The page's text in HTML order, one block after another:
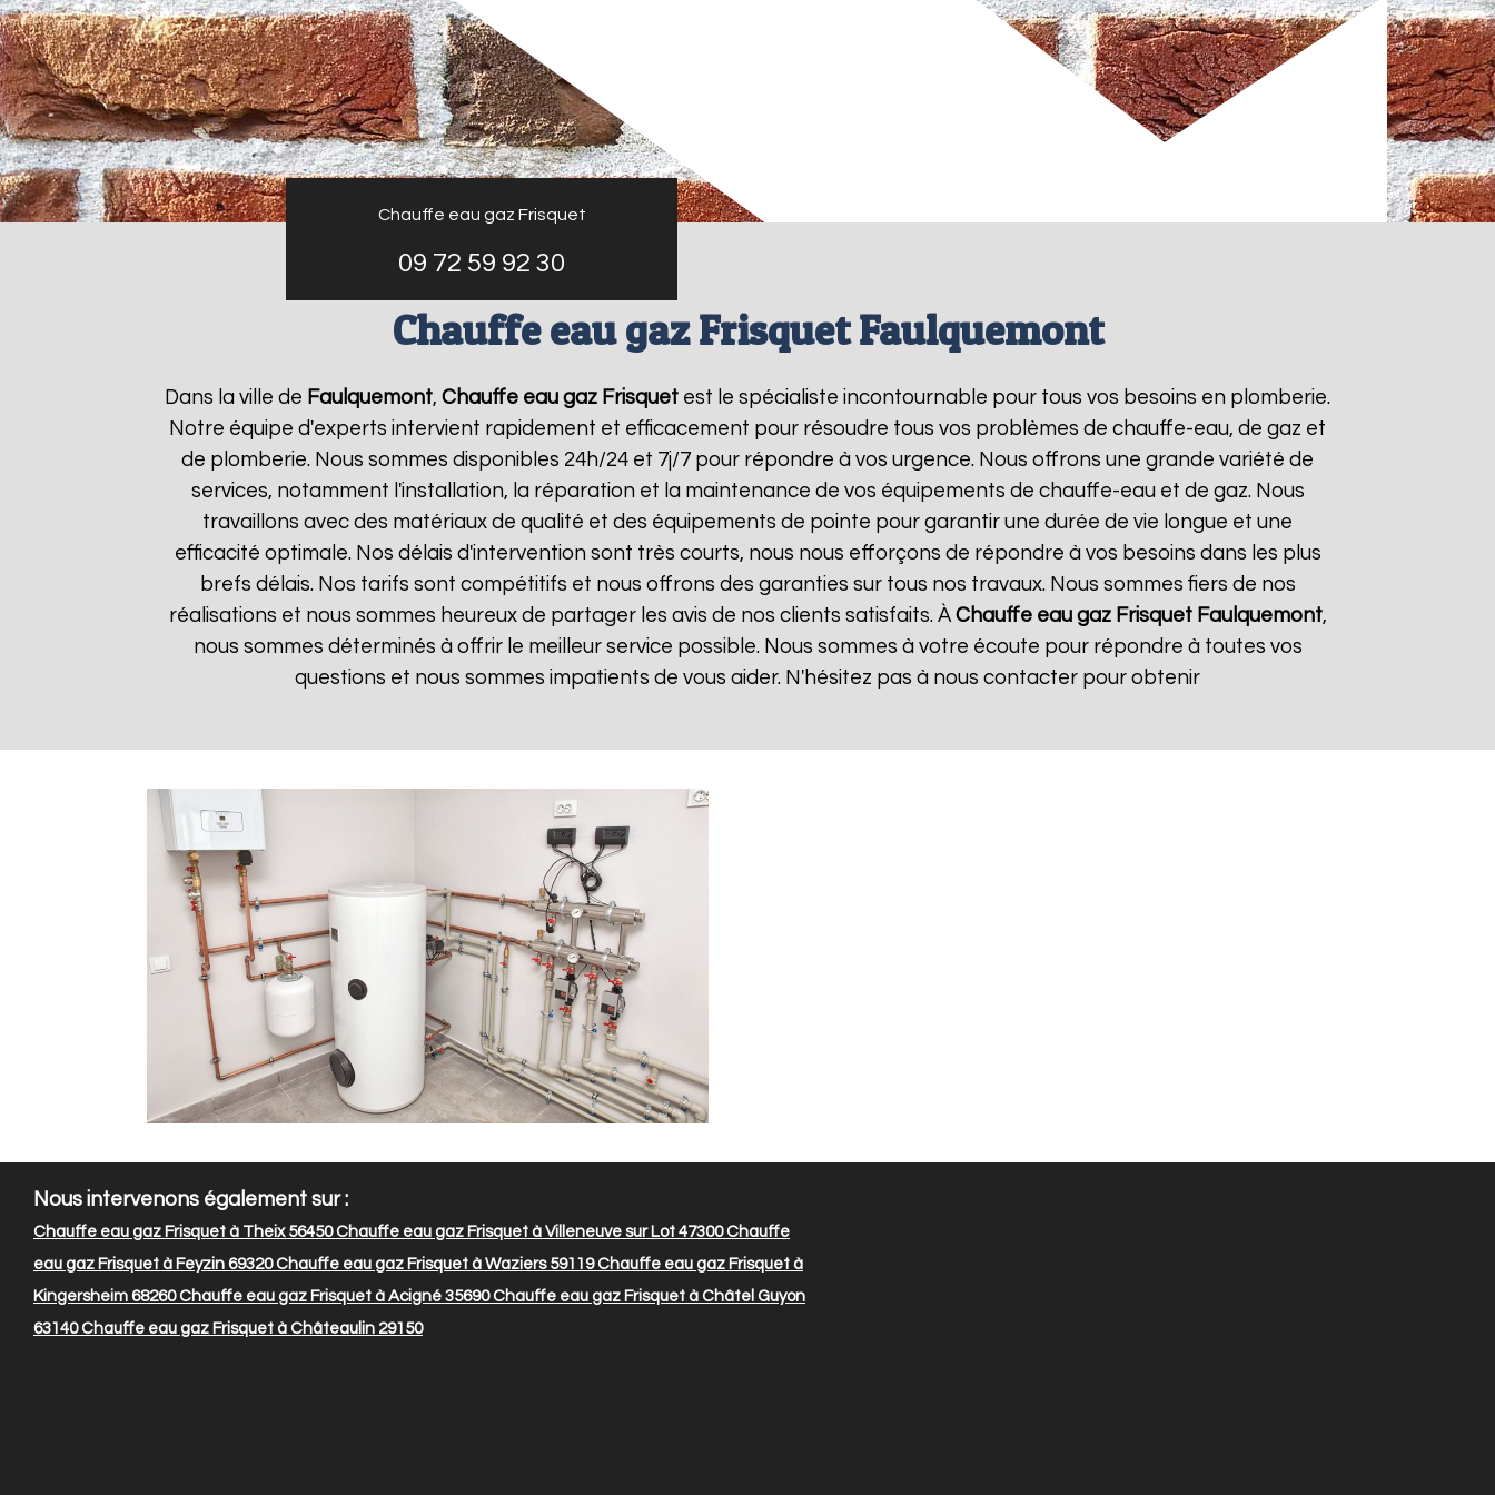
Chauffe eau gaz Frisquet
09 72 59 92 30
Chauffe eau gaz Frisquet Faulquemont
Dans la ville de Faulquemont, Chauffe eau gaz Frisquet est le spécialiste incontournable pour tous vos besoins en plomberie.
Notre équipe d'experts intervient rapidement et efficacement pour résoudre tous vos problèmes de chauffe-eau, de gaz et
de plomberie. Nous sommes disponibles 24h/24 et 7j/7 pour répondre à vos urgence. Nous offrons une grande variété de
services, notamment l'installation, la réparation et la maintenance de vos équipements de chauffe-eau et de gaz. Nous
travaillons avec des matériaux de qualité et des équipements de pointe pour garantir une durée de vie longue et une
efficacité optimale. Nos délais d'intervention sont très courts, nous nous efforçons de répondre à vos besoins dans les plus
brefs délais. Nos tarifs sont compétitifs et nous offrons des garanties sur tous nos travaux. Nous sommes fiers de nos
réalisations et nous sommes heureux de partager les avis de nos clients satisfaits. ÀChauffe eau gaz Frisquet Faulquemont,
nous sommes déterminés à offrir le meilleur service possible. Nous sommes à votre écoute pour répondre à toutes vos
questions et nous sommes impatients de vous aider. N'hésitez pas à nous contacter pour obtenir
Nous intervenons également sur :
Chauffe eau gaz Frisquet à Theix 56450Chauffe eau gaz Frisquet à Villeneuve sur Lot 47300Chauffe
eau gaz Frisquet à Feyzin 69320Chauffe eau gaz Frisquet à Waziers 59119Chauffe eau gaz Frisquet à
Kingersheim 68260Chauffe eau gaz Frisquet à Acigné 35690Chauffe eau gaz Frisquet à Châtel Guyon
63140Chauffe eau gaz Frisquet à Châteaulin 29150